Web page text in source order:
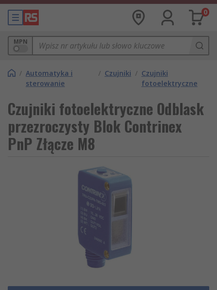
0
MPN
/ Automatyka i
sterowanie
/ Czujniki / Czujniki
fotoelektryczne
Czujniki fotoelektryczne Odblask
przezroczysty Blok Contrinex
PnP Złącze M8